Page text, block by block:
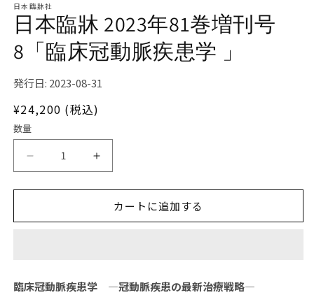
ダ
ル
で
メ
デ
ア
を
開
く
日本臨牀社
日本臨牀 2023年81巻増刊号
8「臨床冠動脈疾患学 」
発行日: 2023-08-31
通
常
価
¥24,200 (税込)
数量
増
日
増
カートに追加する
臨床冠動脈疾患学 ―冠動脈疾患の最新治療戦略―